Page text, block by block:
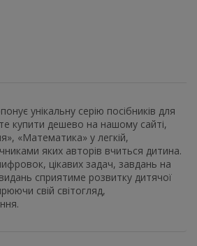
унікальну серію посібників для
купити дешево на нашому сайті,
«Математика» у легкій,
яких авторів вчиться дитина.
цікавих задач, завдань на
сприятиме розвитку дитячої
свій світогляд,